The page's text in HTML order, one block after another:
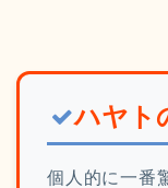
ハヤト
個人的に一番